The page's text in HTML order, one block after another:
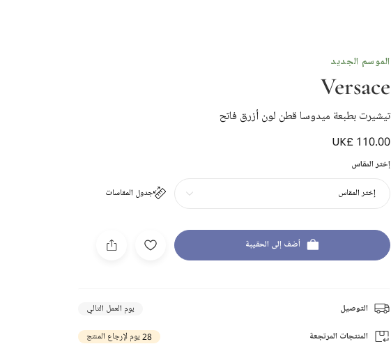
الموسم الجديد
Versace
تيشيرت بطبعة ميدوسا قطن لون أزرق فاتح
UK£ 110.00
إختر المقاس
جدول المقاسات إختر المقاس
أضف إلى الحقيبة
التوصيل يوم العمل التالي
المنتجات المرتجعة 28 يوم لإرجاع المنتج